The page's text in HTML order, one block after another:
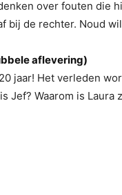
over fouten die
bij de rechter. Noud
aflevering)
jaar! Het verleden
Jef? Waarom is